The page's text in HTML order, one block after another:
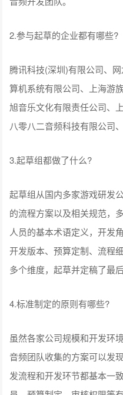
2.参与起草的企业都有哪些?
腾讯科技(深圳)有限公司、
算机系统有限公司、上海游
旭音乐文化有限责任公司、
八零八二音频科技有限公司
3.起草组都做了什么?
起草组从国内多家游戏研发
的流程方案以及相关规范，
人员的基本术语定义，开发
开发版本、预算定制、流程
多个维度，起草并定稿了最
4.标准制定的原则有哪些?
虽然各家公司规模和开发环
音频团队收集的方案可以发
发流程和开发环节都基本一